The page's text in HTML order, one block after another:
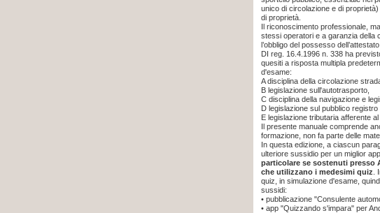
unico di circolazione e di
di proprietà.
Il riconoscimento professionale,
stessi operatori e a garanzia della
l’obbligo del possesso
DI reg. 16.4.1996 n. 338 ha
quesiti a risposta multipla
d'esame:
A disciplina della circolazione
B legislazione sull'autotrasporto,
C disciplina della navigazione e
D legislazione sul pubblico registro
E legislazione tributaria afferente al
Il presente manuale comprende
formazione, non fa parte delle
In questa edizione, a ciascun
ulteriore sussidio per un miglior
particolare se sostenuti presso
che utilizzano i medesimi quiz
quiz, in simulazione d'esame,
sussidi:
• pubblicazione "Consulente
• app "Quizzando s'impara" per